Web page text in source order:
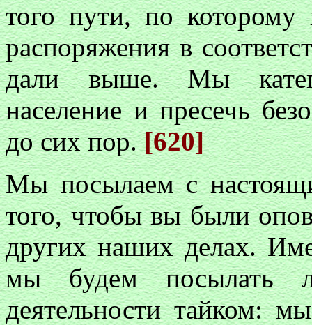
того пути, по которому
распоряжения в
дали выше. Мы
население и пресечь
до сих пор.[620]
Мы посылаем с
того, чтобы вы были
других наших делах.
мы будем посылать
деятельности тайком: